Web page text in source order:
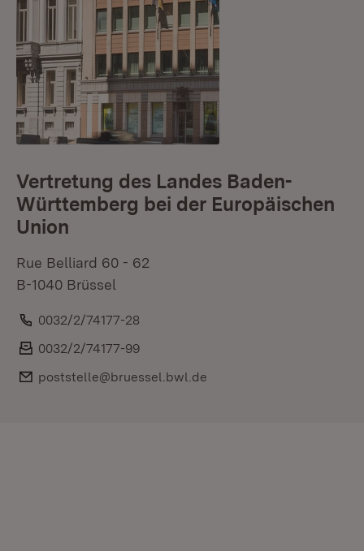
Vertretung des Landes Baden-
Württemberg bei der Europäischen
Union
Rue Belliard 60 - 62
B-1040 Brüssel
Telefon:
0032/2/74177-28
Fax:
0032/2/74177-99
E-Mail:
poststelle@bruessel.bwl.de